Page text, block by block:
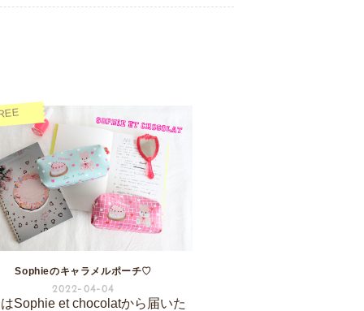
Sophieのキャラメルポーチ♡
2022-04-04
Sophie et chocolatから届いた